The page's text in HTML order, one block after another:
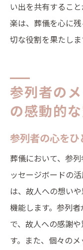
い出を共有するこ
楽は、葬儀を心に
切な役割を果たしま
参列者の
の感動的
参列者の心を
葬儀において、参
ッセージボードの
は、故人への想い
機能します。参列
で、故人への感謝
す。また、個々の